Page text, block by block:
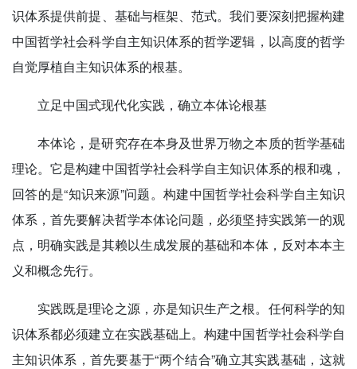
识体系提供前提、基础与框架、范式。我们要深刻把握构建
中国哲学社会科学自主知识体系的哲学逻辑，以高度的哲学
自觉厚植自主知识体系的根基。
立足中国式现代化实践，确立本体论根基
本体论，是研究存在本身及世界万物之本质的哲学基础
理论。它是构建中国哲学社会科学自主知识体系的根和魂，
回答的是“知识来源”问题。构建中国哲学社会科学自主知识
体系，首先要解决哲学本体论问题，必须坚持实践第一的观
点，明确实践是其赖以生成发展的基础和本体，反对本本主
义和概念先行。
实践既是理论之源，亦是知识生产之根。任何科学的知
识体系都必须建立在实践基础上。构建中国哲学社会科学自
主知识体系，首先要基于“两个结合”确立其实践基础，这就